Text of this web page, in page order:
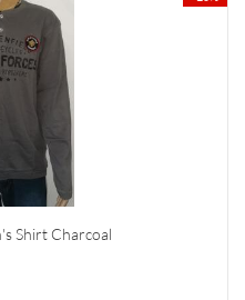
Shirt Charcoal